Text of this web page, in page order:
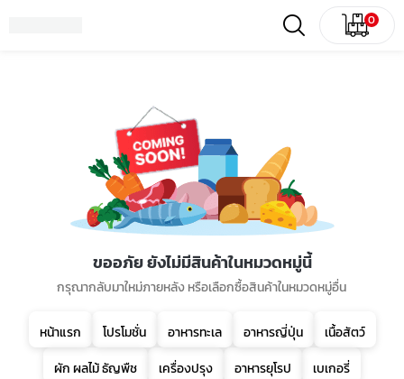
0
ขออภัย ยังไม่มีสินค้าในหมวดหมู่นี้
กรุณากลับมาใหม่ภายหลัง หรือเลือกซื้อสินค้าในหมวดหมู่อื่น
หน้าแรก โปรโมชั่น อาหารทะเล อาหารญี่ปุ่น
เนื้อสัตว์
ผัก ผลไม้ ธัญพืช
เครื่องปรุง อาหารยุโรป
เบเกอรี่